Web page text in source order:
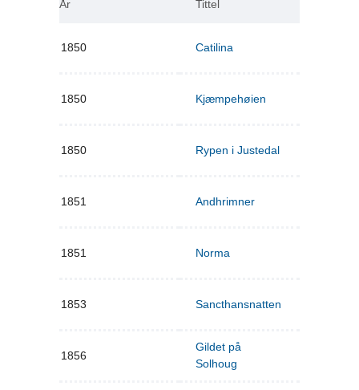
År Tittel
1850 Catilina
1850 Kjæmpehøien
1850 Rypen i Justedal
1851 Andhrimner
1851 Norma
1853 Sancthansnatten
1856
Gildet på
Solhoug